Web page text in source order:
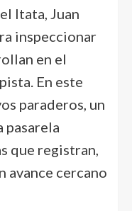
Itata, Juan
inspeccionar
en el
En este
paraderos, un
pasarela
que registran,
avance cercano